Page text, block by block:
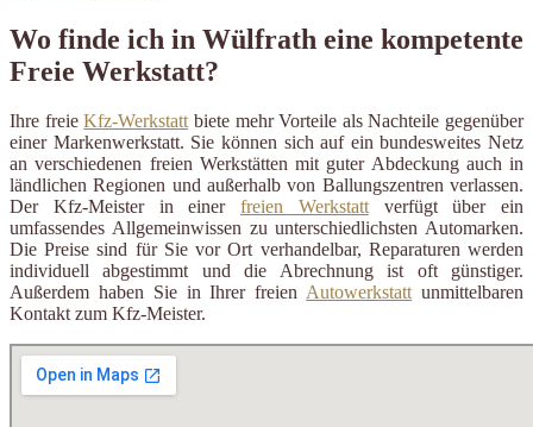
Wo finde ich in Wülfrath eine kompetente
Freie Werkstatt?
Ihre freieKfz-Werkstattbiete mehr Vorteile als Nachteile gegenüber
einer Markenwerkstatt. Sie können sich auf ein bundesweites Netz
an verschiedenen freien Werkstätten mit guter Abdeckung auch in
ländlichen Regionen und außerhalb von Ballungszentren verlassen.
Der Kfz-Meister in einer freien Werkstattverfügt über ein
umfassendes Allgemeinwissen zu unterschiedlichsten Automarken.
Die Preise sind für Sie vor Ort verhandelbar, Reparaturen werden
individuell abgestimmt und die Abrechnung ist oft günstiger.
Außerdem haben Sie in Ihrer freienAutowerkstattunmittelbaren
Kontakt zum Kfz-Meister.